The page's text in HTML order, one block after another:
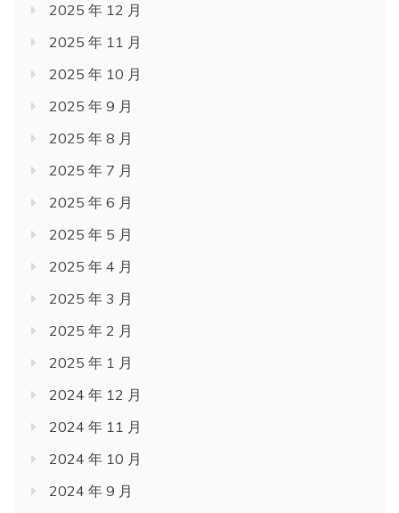
2025 年 12 月
2025 年 11 月
2025 年 10 月
2025 年 9 月
2025 年 8 月
2025 年 7 月
2025 年 6 月
2025 年 5 月
2025 年 4 月
2025 年 3 月
2025 年 2 月
2025 年 1 月
2024 年 12 月
2024 年 11 月
2024 年 10 月
2024 年 9 月